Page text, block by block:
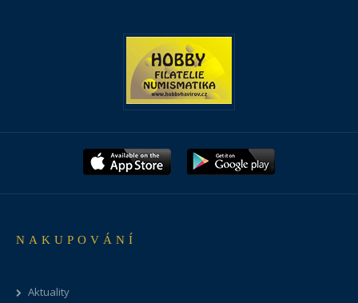
NAKUPOVÁNÍ
Aktuality